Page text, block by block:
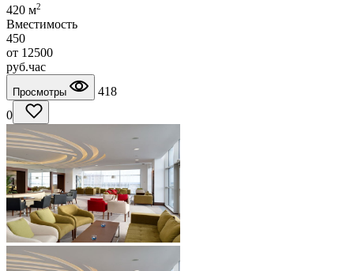
420 м2
Вместимость
450
от 12500
руб.час
Просмотры
418
0